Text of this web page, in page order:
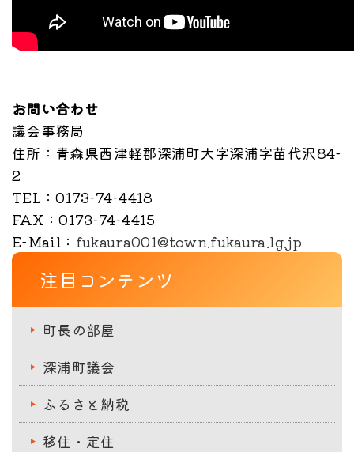
お問い合わせ
議会事務局
住所 ：青森県西津軽郡深浦町大字深浦字苗代沢84-
2
TEL ：0173-74-4418
FAX ：0173-74-4415
E-Mail ： fukaura001@town.fukaura.lg.jp
注目コンテンツ
町長の部屋
深浦町議会
ふるさと納税
移住・定住